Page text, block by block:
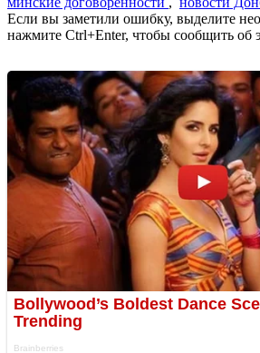
Если вы заметили ошибку, выделите
нажмите Ctrl+Enter, чтобы сообщить об